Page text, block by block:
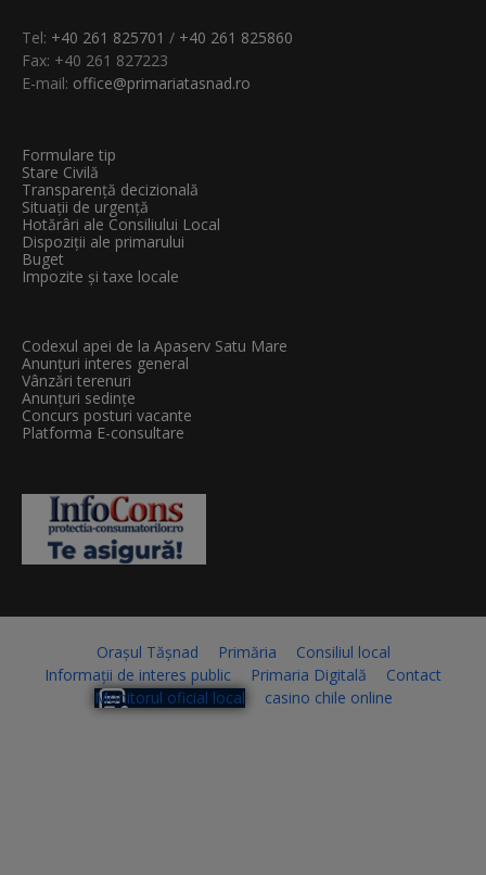
Tel: +40 261 825701 / +40 261 825860
Fax: +40 261 827223
E-mail: office@primariatasnad.ro
Formulare tip
Stare Civilă
Transparenţă decizională
Situații de urgență
Hotărâri ale Consiliului Local
Dispoziții ale primarului
Buget
Impozite și taxe locale
Codexul apei de la Apaserv Satu Mare
Anunțuri interes general
Vânzări terenuri
Anunțuri sedințe
Concurs posturi vacante
Platforma E-consultare
Orașul Tășnad Primăria
Consiliul local
Informații de interes public
Primaria Digitală
Contact
Monitorul oficial local
casino chile online